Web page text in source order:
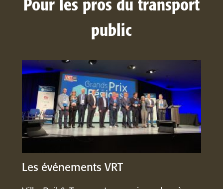
Pour les pros du transport
public
Les événements VRT